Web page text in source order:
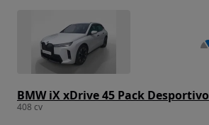
BMW iX xDrive 45 Pack Desportivo
408 cv